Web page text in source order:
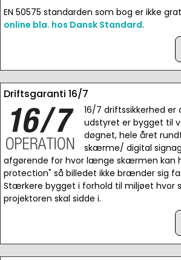
EN 50575 standarden som bog er ikke
online bla. hos Dansk Standard.
Driftsgaranti 16/7
16/7 driftssikkerhed
udstyret er bygget til
døgnet, hele året
skærme/ digital
afgørende for hvor længe skærmen kan
protection" så billedet ikke brænder sig
Stærkere bygget i forhold til miljøet hvor
projektoren skal sidde i.